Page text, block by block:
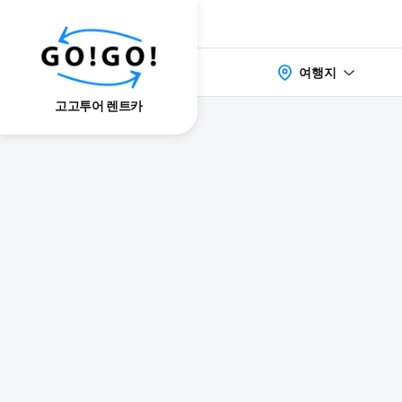
고고투어 렌트카
여행지